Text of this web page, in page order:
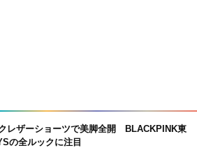
レザーショーツで美脚全開 BLACKPINK東
の全ルックに注目